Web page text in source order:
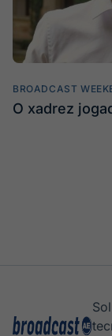
BROADCAST
O xadrez